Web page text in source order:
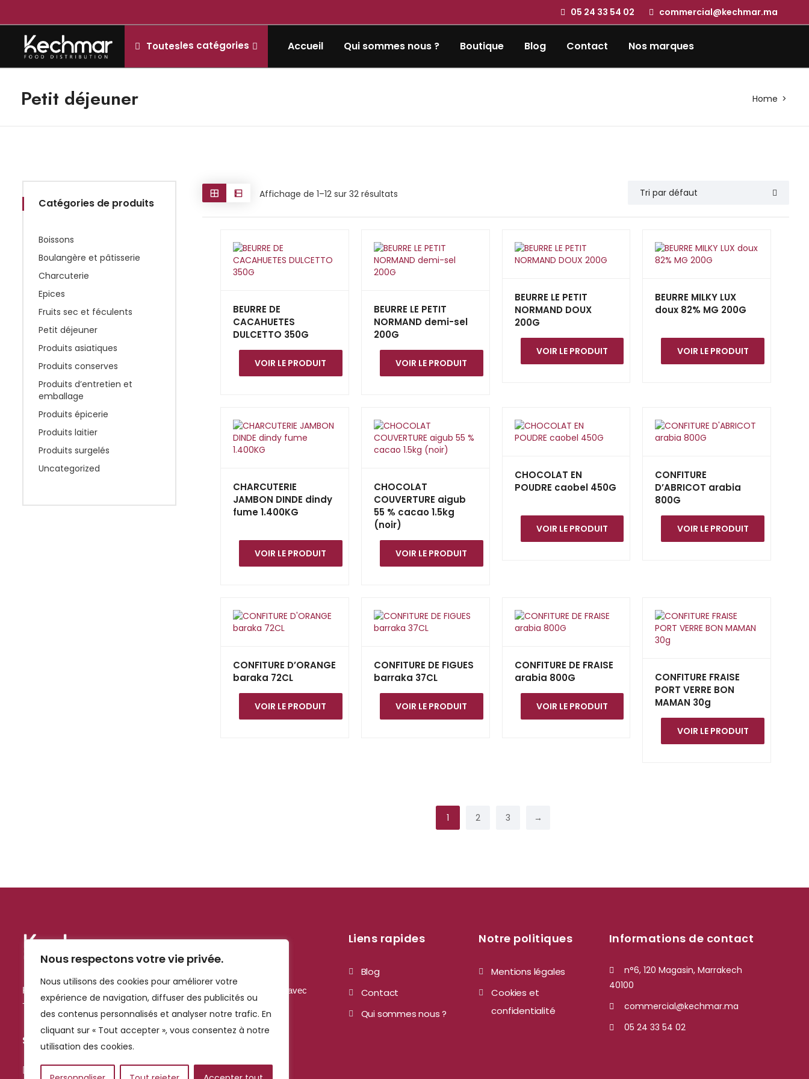
Nous respectons votre vie privée.
Nous utilisons des cookies pour améliorer votre
expérience de navigation, diffuser des publicités ou
des contenus personnalisés et analyser notre trafic. En
cliquant sur « Tout accepter », vous consentez à notre
utilisation des cookies.
05 24 33 54 02 commercial@kechmar.ma
Toutesles catégories Accueil Qui sommes nous ? Boutique Blog Contact Nos marques
Petit déjeuner Home
Catégories de produits
Boissons
Boulangère et pâtisserie
Charcuterie
Epices
Fruits sec et féculents
Petit déjeuner
Produits asiatiques
Produits conserves
Produits d’entretien et
emballage
Produits épicerie
Produits laitier
Produits surgelés
Uncategorized
Affichage de 1–12 sur 32 résultats
BEURRE DE
CACAHUETES
DULCETTO 350G
VOIR LE PRODUIT
BEURRE LE PETIT
NORMAND demi-sel
200G
VOIR LE PRODUIT
BEURRE LE PETIT
NORMAND DOUX
200G
VOIR LE PRODUIT
BEURRE MILKY LUX
doux 82% MG 200G
VOIR LE PRODUIT
CHARCUTERIE
JAMBON DINDE dindy
fume 1.400KG
VOIR LE PRODUIT
CHOCOLAT
COUVERTURE aigub
55 % cacao 1.5kg
(noir)
VOIR LE PRODUIT
CHOCOLAT EN
POUDRE caobel 450G
VOIR LE PRODUIT
CONFITURE
D’ABRICOT arabia
800G
VOIR LE PRODUIT
CONFITURE D’ORANGE
baraka 72CL
VOIR LE PRODUIT
CONFITURE DE FIGUES
barraka 37CL
VOIR LE PRODUIT
CONFITURE DE FRAISE
arabia 800G
VOIR LE PRODUIT
CONFITURE FRAISE
PORT VERRE BON
MAMAN 30g
VOIR LE PRODUIT
1 2 3 →
Kechmar, grossiste alimentaire à Marrakech, livre les pros du CHR avec
+1000 références : frais, sec, surgelé et hygiène.
Suivez-nous
Liens rapides
Blog
Contact
Qui sommes nous ?
Notre politiques
Mentions légales
Cookies et
confidentialité
Informations de contact
n°6, 120 Magasin, Marrakech
40100
commercial@kechmar.ma
05 24 33 54 02